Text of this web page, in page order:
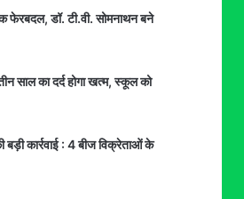
फेरबदल, डॉ. टी.वी. सोमनाथन बने
साल का दर्द होगा खत्म, स्कूल को
बड़ी कार्रवाई : 4 बीज विक्रेताओं के